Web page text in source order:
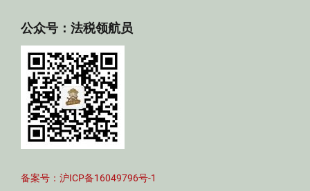
公众号：法税领航员
备案号：沪ICP备16049796号-1